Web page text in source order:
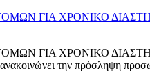
ΓΙΑ ΧΡΟΝΙΚΟ
ΓΙΑ ΧΡΟΝΙΚΟ
την πρόσληψη